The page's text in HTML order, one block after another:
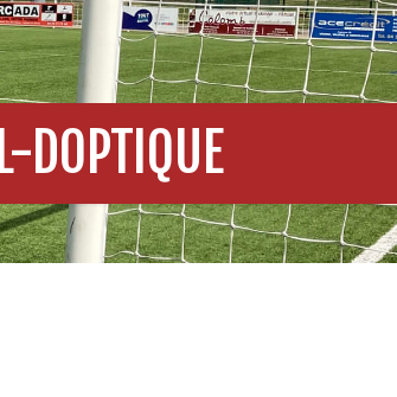
DOPTIQUE